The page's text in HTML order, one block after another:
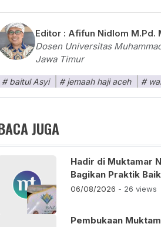
Editor : Afifun Nidlom M.Pd.
Dosen Universitas
Jawa Timur
baitul Asyi jemaah haji aceh
JUGA
Hadir di Muktamar
Bagikan Praktik
06/08/2026 - 26 views
Pembukaan